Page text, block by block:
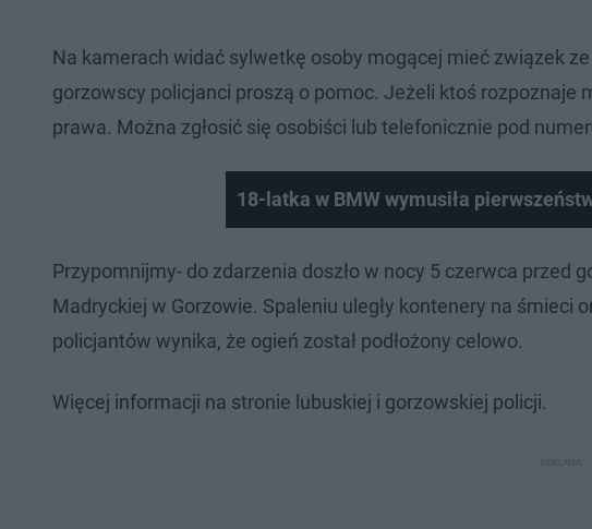
Na kamerach widać sylwetkę osoby mogącej mieć związek
gorzowscy policjanci proszą o pomoc. Jeżeli ktoś
prawa. Można zgłosić się osobiści lub telefonicznie pod
18-latka w BMW wymusiła
Przypomnijmy- do zdarzenia doszło w nocy 5 czerwca przed
Madryckiej w Gorzowie. Spaleniu uległy kontenery na śmieci
policjantów wynika, że ogień został podłożony celowo.
Więcej informacji na stronie lubuskiej i gorzowskiej policji.